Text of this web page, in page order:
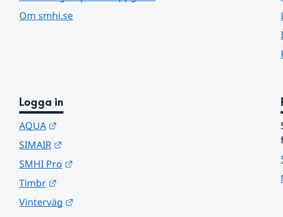
Om smhi.se
Logga in
AQUA
SIMAIR
SMHI Pro
Timbr
Vinterväg